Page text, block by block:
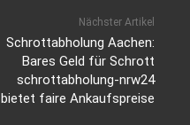
Nächster Artikel
Schrottabholung Aachen:
Bares Geld für Schrott
schrottabholung-nrw24
bietet faire Ankaufspreise